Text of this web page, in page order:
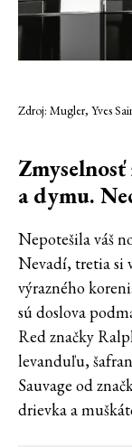
Zdroj: Mugler, Yves
a dymu.
Nepotešila váš
Nevadí, tretia si
výrazného
sú doslova
Red značky
levanduľu,
Sauvage od
drievka a